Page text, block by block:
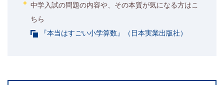
中学入試の問題の内容や、その本質が気になる方はこ
ちら
『本当はすごい小学算数』（日本実業出版社）